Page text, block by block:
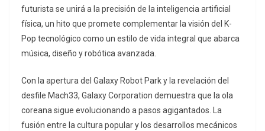
futurista se unirá a la precisión de la inteligencia artificial
física, un hito que promete complementar la visión del K-
Pop tecnológico como un estilo de vida integral que abarca
música, diseño y robótica avanzada.
Con la apertura del Galaxy Robot Park y la revelación del
desfile Mach33, Galaxy Corporation demuestra que la ola
coreana sigue evolucionando a pasos agigantados. La
fusión entre la cultura popular y los desarrollos mecánicos